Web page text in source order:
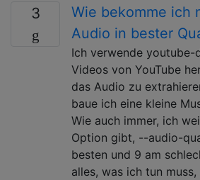
3
Wie bekomme ich
Audio in bester
Ich verwende youtube-
Videos von YouTube
das Audio zu
baue ich eine kleine
Wie auch immer, ich
Option gibt, --audio-
besten und 9 am
alles, was ich tun